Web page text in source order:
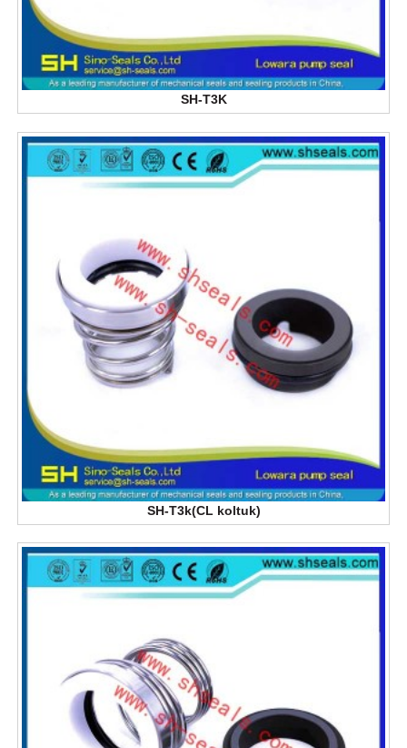
SH-T3K
SH-T3k(CL koltuk)